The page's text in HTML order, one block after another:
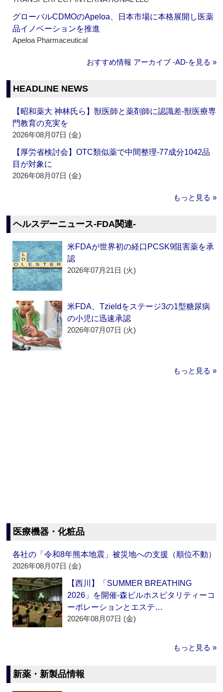
グローバルCDMOのApeloa、日本市場に本格展開し医薬
品イノベーションを推進
Apeloa Pharmaceutical
おすすめ情報 アーカイブ ‐AD‐を見る »
HEADLINE NEWS
【昭和薬大 神林氏ら】獣医師と薬剤師に認識差‐獣医療専
門教育の充実を
2026年08月07日 (金)
【厚労省検討会】OTC類似薬で中間整理‐77成分1042品
目が対象に
2026年08月07日 (金)
もっと見る »
ヘルスデーニュース‐FDA関連‐
米FDAが世界初の経口PCSK9阻害薬を承
認
2026年07月21日 (火)
米FDA、Tzieldをステージ3の1型糖尿病
の小児に迅速承認
2026年07月07日 (火)
もっと見る »
医療機器・化粧品
各社の「令和8年熊本地震」被災地への支援（順位不動）
2026年08月07日 (金)
【西川】「SUMMER BREATHING
2026」を開催‐森ビルホスピタリティーコ
ーポレーションとエステ…
2026年08月07日 (金)
もっと見る »
新薬・新製品情報